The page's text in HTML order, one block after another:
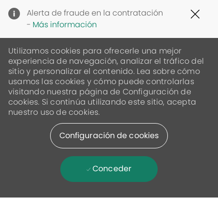
Alerta de fraude en la contratación
- Más información
Utilizamos cookies para ofrecerle una mejor
experiencia de navegación, analizar el tráfico del
sitio y personalizar el contenido. Lea sobre cómo
usamos las cookies y cómo puede controlarlas
visitando nuestra página de Configuración de
cookies. Si continúa utilizando este sitio, acepta
nuestro uso de cookies.
Configuración de cookies
Conceder